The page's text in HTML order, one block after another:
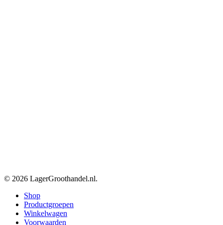
© 2026 LagerGroothandel.nl.
Close
Menu
Shop
Productgroepen
Winkelwagen
Voorwaarden